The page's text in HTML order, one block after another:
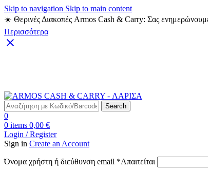
Skip to navigation Skip to main content
☀️ Θερινές Διακοπές Armos Cash & Carry: Σας ενημερώνουμε
Περισσότερα
Search
0
0 items 0,00 €
Login / Register
Sign in Create an Account
Όνομα χρήστη ή διεύθυνση email *Απαιτείται